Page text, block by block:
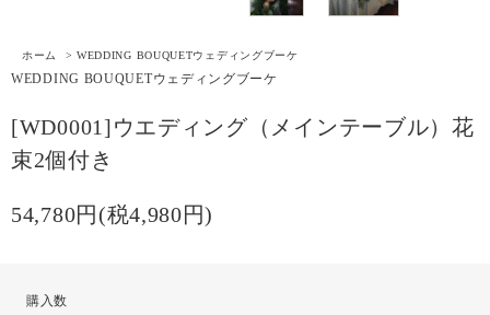
ホーム > WEDDING BOUQUETウェディングブーケ
WEDDING BOUQUETウェディングブーケ
[WD0001]ウエディング（メインテーブル）花
束2個付き
54,780円(税4,980円)
購入数